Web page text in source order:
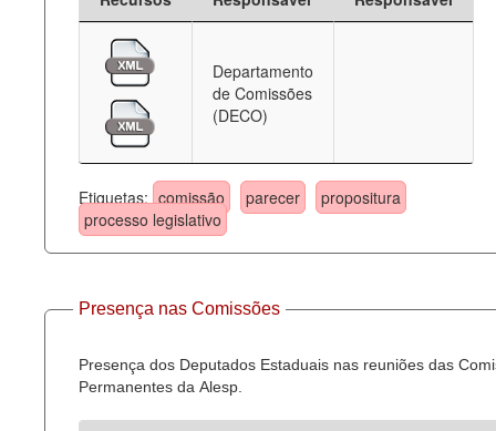
Departamento
de Comissões
(DECO)
Etiquetas: comissão parecer
propositura
processo legislativo
Presença nas Comissões
Presença dos Deputados Estaduais nas reuniões das
Permanentes da Alesp.